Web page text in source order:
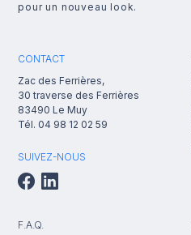
pour un nouveau look.
CONTACT
Zac des Ferrières,
30 traverse des Ferrières
83490 Le Muy
Tél. 04 98 12 02 59
SUIVEZ-NOUS
F.A.Q.